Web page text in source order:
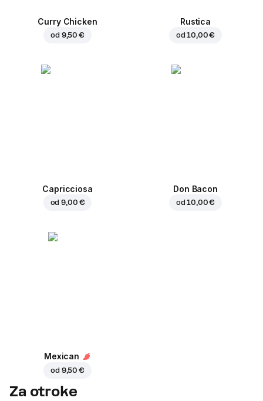
Curry Chicken
od 9,50 €
Rustica
od10,00 €
Capricciosa
od9,00 €
Don Bacon
od10,00 €
Mexican
od 9,50 €
Za otroke